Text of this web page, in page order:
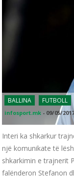
BALLINA FUTBOLL
infosport.mk - 09/05/
Interi ka shkarkur
një komunikate të
shkarkimin e trajnerit
falënderon Stefanon